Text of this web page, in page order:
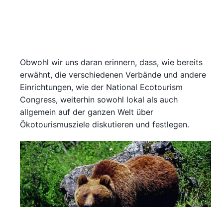
Obwohl wir uns daran erinnern, dass, wie bereits
erwähnt, die verschiedenen Verbände und andere
Einrichtungen, wie der National Ecotourism
Congress, weiterhin sowohl lokal als auch
allgemein auf der ganzen Welt über
Ökotourismusziele diskutieren und festlegen.